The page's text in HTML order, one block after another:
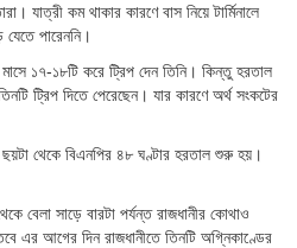
যাত্রী কম থাকার কারণে বাস নিয়ে টার্মিনালে
পারেননি।
১৭-১৮টি করে ট্রিপ দেন তিনি। কিন্তু হরতাল
ট্রিপ দিতে পেরেছেন। যার কারণে অর্থ সংকটের
থেকে বিএনপির ৪৮ ঘণ্টার হরতাল শুরু হয়।
বেলা সাড়ে বারটা পর্যন্ত রাজধানীর কোথাও
এর আগের দিন রাজধানীতে তিনটি অগ্নিকাণ্ডের